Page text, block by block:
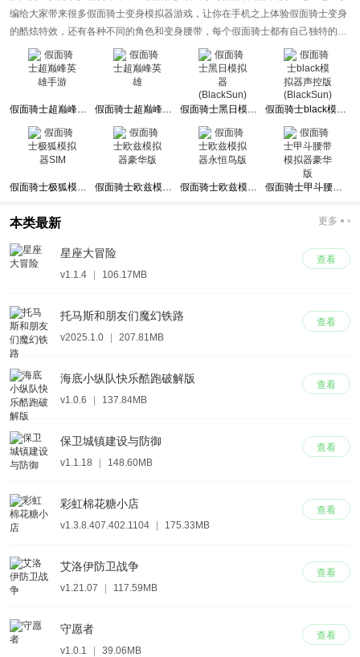
编给大家带来很多假面骑士变身模拟器游戏，让你在手机之上体验假面骑士变身
的酷炫特效，还有各种不同的角色和变身腰带，每个假面骑士都有自己独特的涅
槃，感兴趣的朋友快来下载吧。
假面骑士超巅峰英雄手游 假面骑士超巅峰英雄 假面骑士黑日模拟器(BlackSun) 假面骑士black模拟器声控版(BlackSun)
假面骑士极狐模拟器SIM 假面骑士欧兹模拟器豪华版 假面骑士欧兹模拟器永恒鸟版 假面骑士甲斗腰带模拟器豪华版
本类最新 更多
查看
星座大冒险
v1.1.4 106.17MB
查看
托马斯和朋友们魔幻铁路
v2025.1.0 207.81MB
查看
海底小纵队快乐酷跑破解版
v1.0.6 137.84MB
查看
保卫城镇建设与防御
v1.1.18 148.60MB
查看
彩虹棉花糖小店
v1.3.8.407.402.1104 175.33MB
查看
艾洛伊防卫战争
v1.21.07 117.59MB
查看
守愿者
v1.0.1 39.06MB